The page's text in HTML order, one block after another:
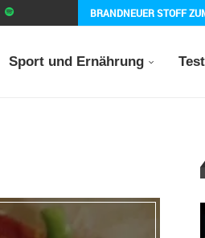
BRANDNEUER STOFF
Sport und Ernährung